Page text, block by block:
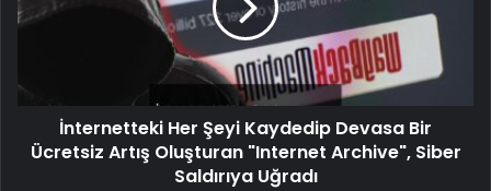
İnternetteki Her Şeyi Kaydedip Devasa Bir
Ücretsiz Artış Oluşturan "Internet Archive", Siber
Saldırıya Uğradı